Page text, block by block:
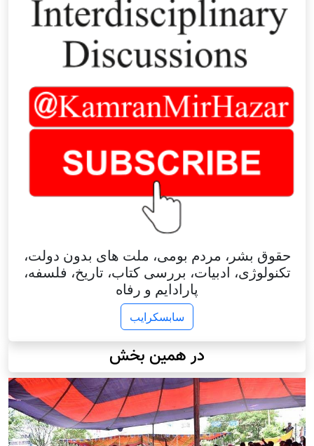
حقوق بشر، مردم بومی، ملت های بدون دولت،
تکنولوژی، ادبیات، بررسی کتاب، تاریخ، فلسفه،
پارادایم و رفاه
سابسکرایب
در همین بخش